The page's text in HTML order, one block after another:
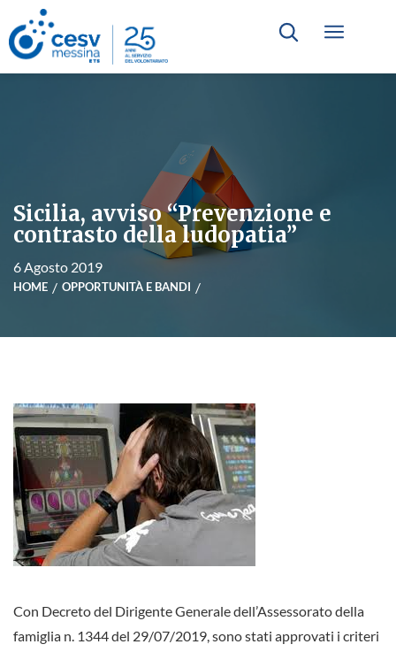
Sicilia, avviso “Prevenzione e
contrasto della ludopatia”
6 Agosto 2019
HOME OPPORTUNITÀ E BANDI
Con Decreto del Dirigente Generale dell’Assessorato della
famiglia n. 1344 del 29/07/2019, sono stati approvati i criteri